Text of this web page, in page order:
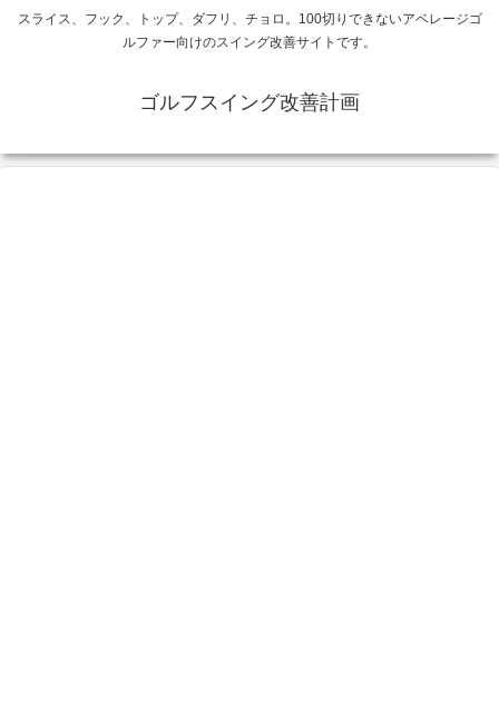
スライス、フック、トップ、ダフリ、チョロ。100切りできないアベレージゴ
ルファー向けのスイング改善サイトです。
ゴルフスイング改善計画